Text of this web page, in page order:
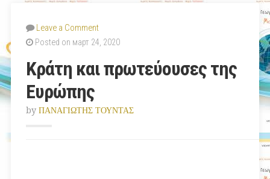
Leave a Comment
Posted on март 24, 2020
Κράτη και πρωτεύουσες της
Ευρώπης
by ΠΑΝΑΓΙΩΤΗΣ ΤΟΥΝΤΑΣ